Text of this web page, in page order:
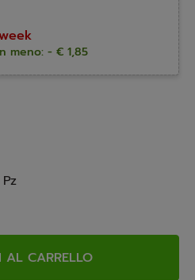
meno: - € 1,85
Pz
AL CARRELLO